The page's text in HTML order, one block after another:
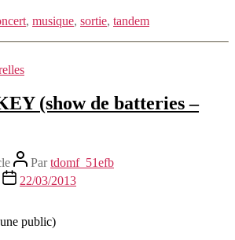
, musique, sortie, tandem
(show de batteries –
Partdomf_51efb
22/03/2013
public)